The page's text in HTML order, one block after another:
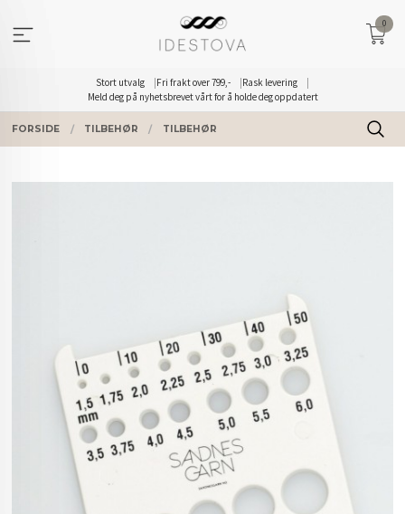
innholdet
Stort utvalg Fri frakt over 799,-
Rask levering
Meld deg på nyhetsbrevet vårt for å holde deg oppdatert
0
FORSIDE TILBEHØR TILBEHØR